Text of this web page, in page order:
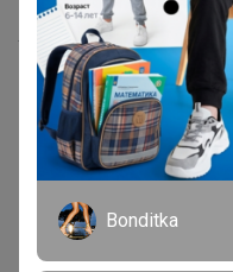
241р
Укрытие Зимний домик -
допол.чехол h 100см(уп
3шт)
Bonditka